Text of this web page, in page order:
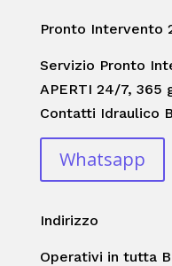
Pronto Intervento
Servizio Pronto
APERTI 24/7, 365
Contatti Idraulico
Whatsapp
Indirizzo
Operativi in tutta